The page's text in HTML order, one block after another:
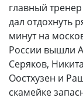
главный
дал отдохнуть
минут на
России вышли
Серяков,
Оостхузен и
скамейке